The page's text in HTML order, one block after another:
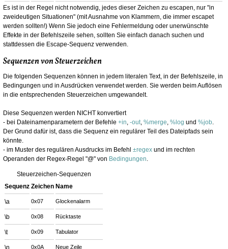
Es ist in der Regel nicht notwendig, jedes dieser Zeichen zu escapen, nur "in
zweideutigen Situationen" (mit Ausnahme von Klammern, die immer escapet
werden sollten!) Wenn Sie jedoch eine Fehlermeldung oder unerwünschte
Effekte in der Befehlszeile sehen, sollten Sie einfach danach suchen und
stattdessen die Escape-Sequenz verwenden.
Sequenzen von Steuerzeichen
Die folgenden Sequenzen können in jedem literalen Text, in der Befehlszeile, in
Bedingungen und in Ausdrücken verwendet werden. Sie werden beim Auflösen
in die entsprechenden Steuerzeichen umgewandelt.
Diese Sequenzen werden NICHT konvertiert
- bei Dateinamenparametern der Befehle +in, -out, %merge, %log und %job.
Der Grund dafür ist, dass die Sequenz ein regulärer Teil des Dateipfads sein
könnte.
- im Muster des regulären Ausdrucks im Befehl ±regex und im rechten
Operanden der Regex-Regel "@" von Bedingungen.
Steuerzeichen-Sequenzen
Sequenz Zeichen Name
\a 0x07 Glockenalarm
\b 0x08 Rücktaste
\t 0x09 Tabulator
\n 0x0A Neue Zeile